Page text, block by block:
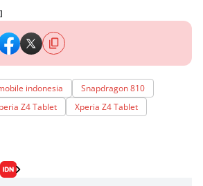
indonesia
Snapdragon 810
Z4 Tablet Xperia Z4 Tablet